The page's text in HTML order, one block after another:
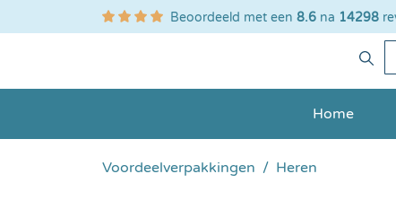
Ga naar de hoofdnavigatie
Beoordeeld met een 8.6 na 14298
Home
Voordeelverpakkingen Heren